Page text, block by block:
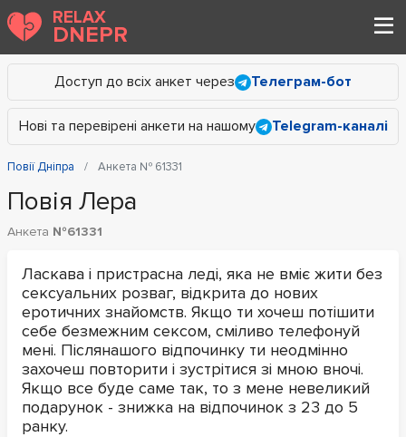
RELAX
DNEPR
Доступ до всіх анкет через Телеграм-бот
Нові та перевірені анкети на нашому Telegram-каналі
Повії Дніпра Анкета № 61331
Повія Лера
Анкета №61331
Ласкава і пристрасна леді, яка не вміє жити без
сексуальних розваг, відкрита до нових
еротичних знайомств. Якщо ти хочеш потішити
себе безмежним сексом, сміливо телефонуй
мені. Післянашого відпочинку ти неодмінно
захочеш повторити і зустрітися зі мною вночі.
Якщо все буде саме так, то з мене невеликий
подарунок - знижка на відпочинок з 23 до 5
ранку.